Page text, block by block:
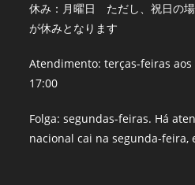
休み：月曜日 ただし、祝日の
が休みとなります
Atendimento: terças-feiras aos
17:00
Folga: segundas-feiras. Há
nacional cai na segunda-feira,